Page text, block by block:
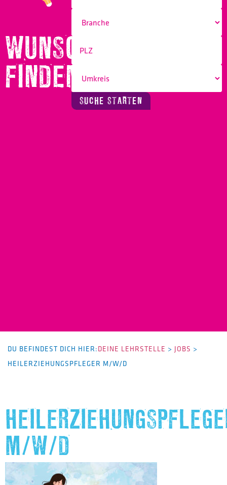
WUNSCHBERUF
FINDEN!
SUCHE STARTEN
DU BEFINDEST DICH HIER:DEINE LEHRSTELLE > JOBS >
HEILERZIEHUNGSPFLEGER M/W/D
M/W/D